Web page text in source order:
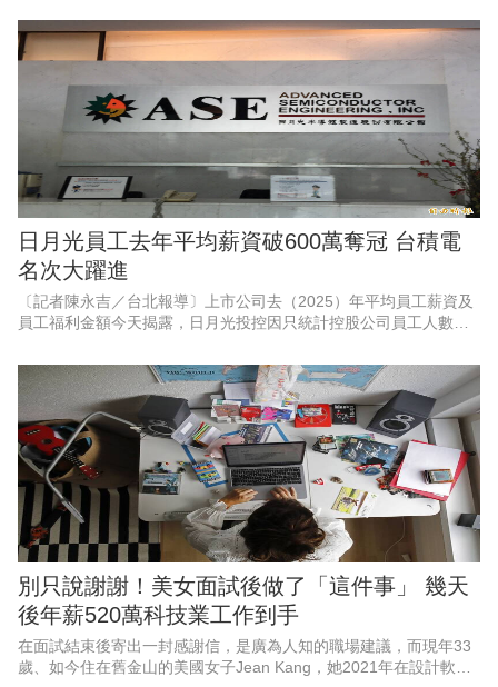
動局與就業服務處為協助企業
日月光員工去年平均薪資破600萬奪冠 台積電
名次大躍進
〔記者陳永吉／台北報導〕上市公司去（2025）年平均員工薪資及
員工福利金額今天揭露，日月光投控因只統計控股公司員工人數，
電，去年員工薪資也
別只說謝謝！美女面試後做了「這件事」 幾天
後年薪520萬科技業工作到手
在面試結束後寄出一封感謝信，是廣為人知的職場建議，而現年33
歲、如今住在舊金山的美國女子Jean Kang，她2021年在設計軟體